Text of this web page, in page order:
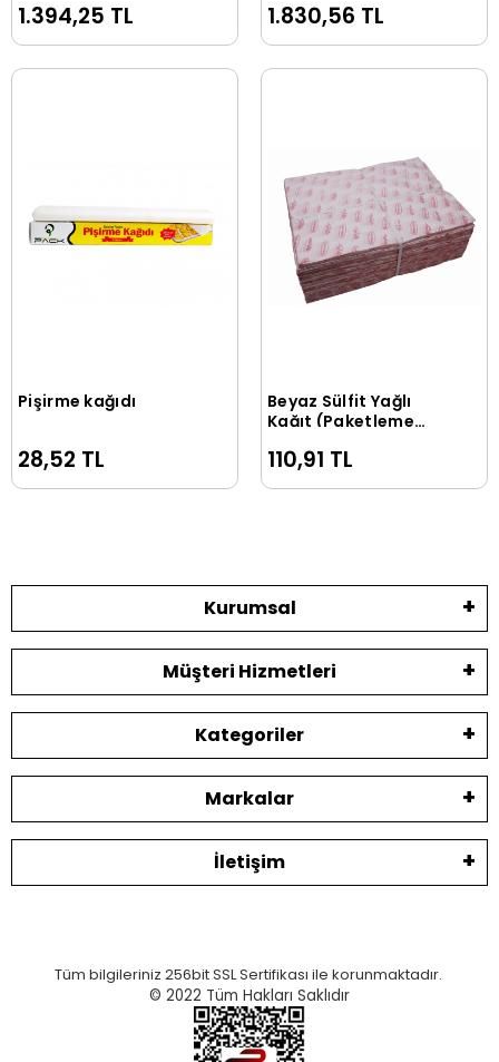
1.394,25 TL 1.830,56 TL
Sepete Ekle
Pişirme kağıdı
28,52 TL
Sepete Ekle
Beyaz Sülfit Yağlı
Kağıt (Paketleme
Kg.
110,91 TL
Kurumsal
Müşteri Hizmetleri
Kategoriler
Markalar
İletişim
Tüm bilgileriniz 256bit SSL Sertifikası ile korunmaktadır.
© 2022 Tüm Hakları Saklıdır